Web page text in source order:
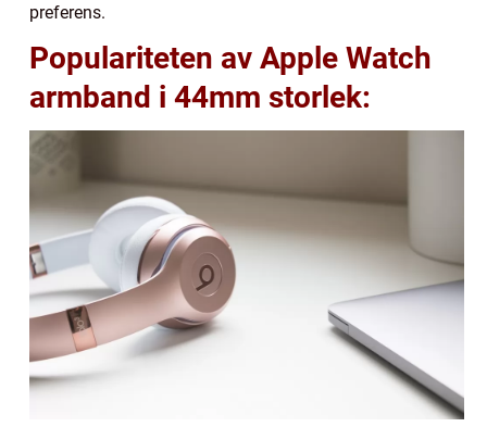
preferens.
Populariteten av Apple Watch
armband i 44mm storlek: